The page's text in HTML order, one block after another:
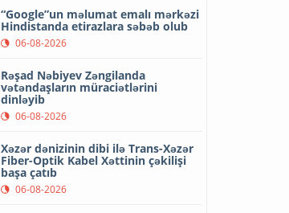
“Google”un məlumat emalı mərkəzi
Hindistanda etirazlara səbəb olub
06-08-2026
Rəşad Nəbiyev Zəngilanda
vətəndaşların müraciətlərini
dinləyib
06-08-2026
Xəzər dənizinin dibi ilə Trans-Xəzər
Fiber-Optik Kabel Xəttinin çəkilişi
başa çatıb
06-08-2026